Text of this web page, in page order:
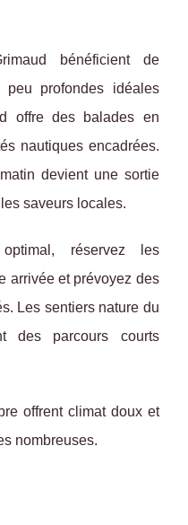
bénéficient de
peu profondes idéales
offre des balades en
nautiques encadrées.
devient une sortie
saveurs locales.
réservez les
arrivée et prévoyez des
Les sentiers nature du
des parcours courts
offrent climat doux et
nombreuses.